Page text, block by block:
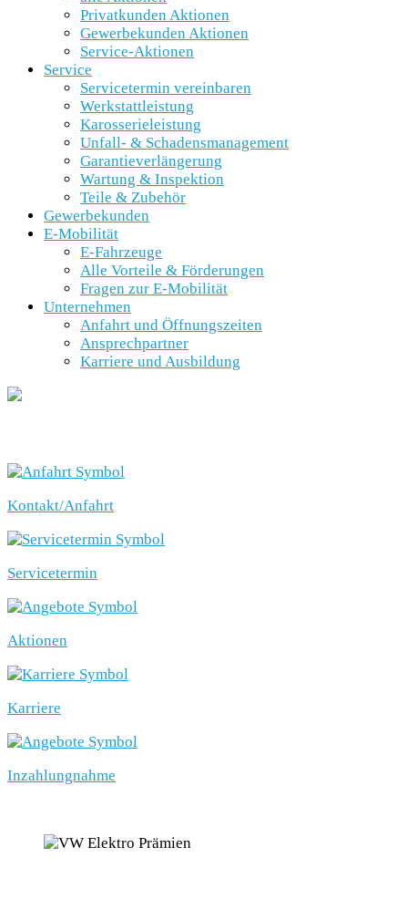
Privatkunden Aktionen
Gewerbekunden Aktionen
Service-Aktionen
Service
Servicetermin vereinbaren
Werkstattleistung
Karosserieleistung
Unfall- & Schadensmanagement
Garantieverlängerung
Wartung & Inspektion
Teile & Zubehör
Gewerbekunden
E-Mobilität
E-Fahrzeuge
Alle Vorteile & Förderungen
Fragen zur E-Mobilität
Unternehmen
Anfahrt und Öffnungszeiten
Ansprechpartner
Karriere und Ausbildung
Kontakt/Anfahrt
Servicetermin
Aktionen
Karriere
Inzahlungnahme